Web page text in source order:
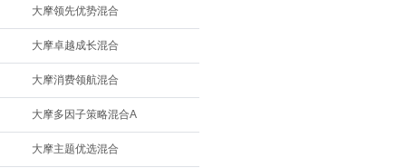
大摩领先优势混合
大摩卓越成长混合
大摩消费领航混合
大摩多因子策略混合A
大摩主题优选混合